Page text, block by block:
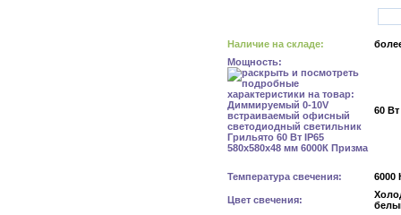
Наличие на складе:
Мощность:
60 Вт
Температура свечения: 6000
Цвет свечения: